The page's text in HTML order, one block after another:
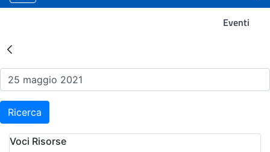
Eventi
Risultati della Ricerca -
Ricerca
Voci Risorse